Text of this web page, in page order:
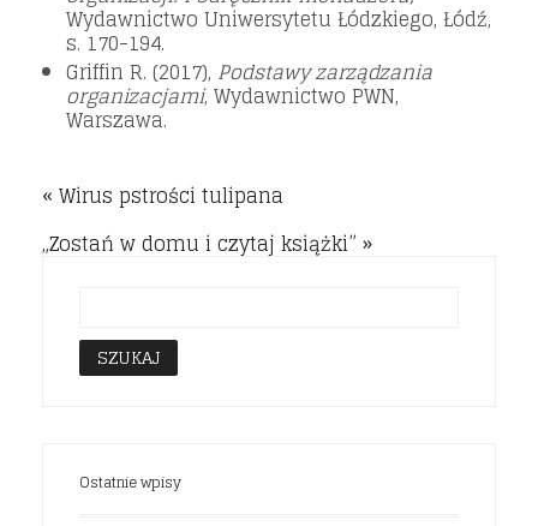
Wydawnictwo Uniwersytetu Łódzkiego, Łódź,
s. 170-194.
Griffin R. (2017), Podstawy zarządzania
organizacjami, Wydawnictwo PWN,
Warszawa.
« Wirus pstrości tulipana
„Zostań w domu i czytaj książki” »
Ostatnie wpisy